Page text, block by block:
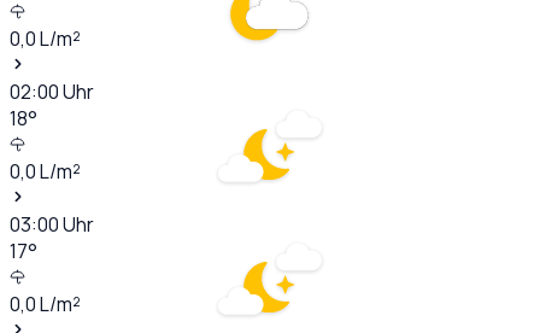
0,0L/m²
02:00Uhr
18°
0,0L/m²
03:00Uhr
17°
0,0L/m²